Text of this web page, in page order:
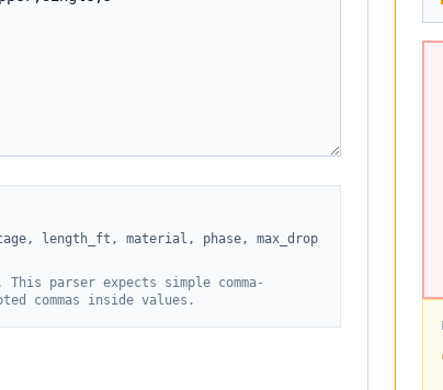
length_ft, material, phase, max_drop
parser expects simple comma-
commas inside values.